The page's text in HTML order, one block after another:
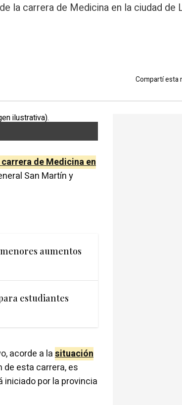
la carrera de Medicina en la ciudad de
Compartí esta
de Medicina en
San Martín y
aumentos
estudiantes
acorde a lasituación
de esta carrera, es
por la provincia